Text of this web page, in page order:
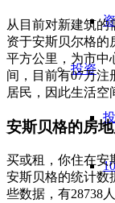
投资
从目前对新建筑的
资于安斯贝尔格的
平方公里，为市中
间，目前有07万注
居民，因此生活空
安斯贝格的房
买或租，你住在安
安斯贝格的统计数
些数据，有28738